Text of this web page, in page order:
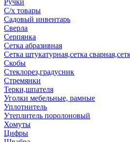
Ручки
С/х товары
Садовый инвентарь
Сверла
Серпянка
Сетка абразивная
Сетка штукатурная,сетка
Скобы
Стеклорез,градусник
Стремянки
Терки,шпателя
Уголки мебельные, рамные
Уплотнитель
Утеплитель поролоновый
Хомуты
Цифры